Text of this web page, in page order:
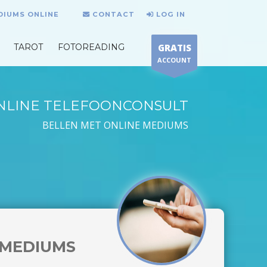
ONLINE CONTACT LOG IN
TAROT FOTOREADING GRATIS
ACCOUNT
TELEFOONCONSULT
BELLEN MET ONLINE MEDIUMS